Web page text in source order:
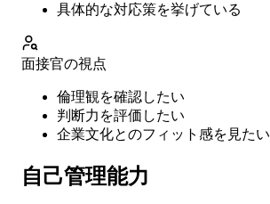
具体的な対応策を挙げている
面接官の視点
倫理観を確認したい
判断力を評価したい
企業文化とのフィット感を見たい
自己管理能力